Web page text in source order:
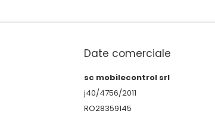
Date comerciale
sc mobilecontrol srl
j40/4756/2011
RO28359145